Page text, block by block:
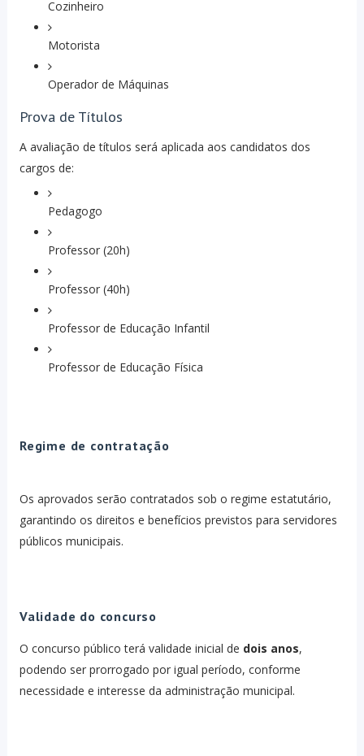
Cozinheiro
Motorista
Operador de Máquinas
Prova de Títulos
A avaliação de títulos será aplicada aos candidatos dos
cargos de:
Pedagogo
Professor (20h)
Professor (40h)
Professor de Educação Infantil
Professor de Educação Física
Regime de contratação
Os aprovados serão contratados sob o regime estatutário,
garantindo os direitos e benefícios previstos para servidores
públicos municipais.
Validade do concurso
O concurso público terá validade inicial de dois anos,
podendo ser prorrogado por igual período, conforme
necessidade e interesse da administração municipal.